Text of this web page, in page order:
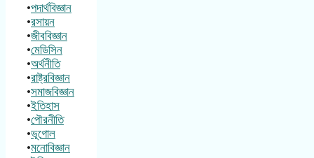
•পদার্থবিজ্ঞান
•রসায়ন
•জীববিজ্ঞান
•মেডিসিন
•অর্থনীতি
•রাষ্ট্রবিজ্ঞান
•সমাজবিজ্ঞান
•ইতিহাস
•পৌরনীতি
•ভূগোল
•মনোবিজ্ঞান